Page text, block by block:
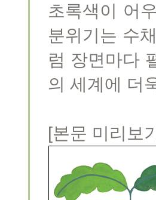
초록색이 어
분위기는 수
럼 장면마다
의 세계에 더
[본문 미리보